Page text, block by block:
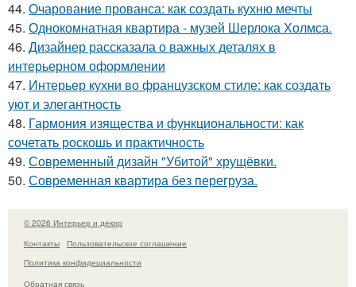
44. Очарование прованса: как создать кухню мечты
45. Однокомнатная квартира - музей Шерлока Холмса.
46. Дизайнер рассказала о важных деталях в
интерьерном оформлении
47. Интерьер кухни во французском стиле: как создать
уют и элегантность
48. Гармония изящества и функциональности: как
сочетать роскошь и практичность
49. Современный дизайн "Убитой" хрущёвки.
50. Современная квартира без перегруза.
© 2026 Интерьер и декор
Контакты
Пользовательское соглашение
Политика конфидециальности
Обратная связь